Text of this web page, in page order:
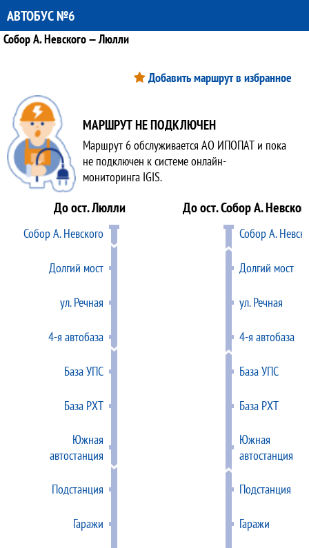
АВТОБУС №6
Собор А. Невского — Люлли
Добавить маршрут в избранное
МАРШРУТ НЕ ПОДКЛЮЧЕН
Маршрут 6 обслуживается АО ИПОПАТ и пока
не подключен к системе онлайн-
мониторинга IGIS.
До ост. Люлли
Собор А. Невского
Долгий мост
ул. Речная
4-я автобаза
База УПС
База РХТ
Южная
автостанция
Подстанция
Гаражи
До ост. Собор А.
Собор А.
Долгий мост
ул. Речная
4-я автобаза
База УПС
База РХТ
Южная
автостанция
Подстанция
Гаражи